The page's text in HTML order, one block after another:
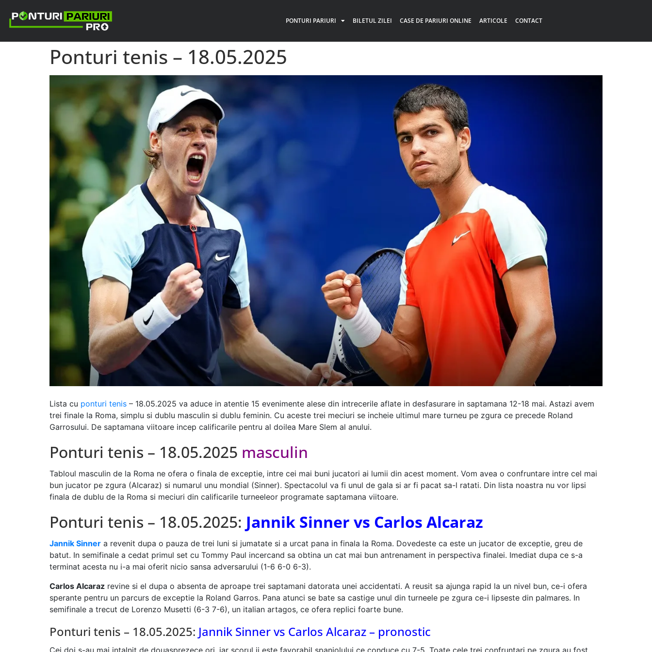
PONTURI PARIURI BILETUL ZILEI CASE DE PARIURI ONLINE ARTICOLE CONTACT
Ponturi tenis – 18.05.2025
Lista cu ponturi tenis – 18.05.2025 va aduce in atentie 15 evenimente alese din intrecerile aflate in desfasurare in saptamana 12-18 mai. Astazi avem
trei finale la Roma, simplu si dublu masculin si dublu feminin. Cu aceste trei meciuri se incheie ultimul mare turneu pe zgura ce precede Roland
Garrosului. De saptamana viitoare incep calificarile pentru al doilea Mare Slem al anului.
Ponturi tenis – 18.05.2025 masculin
Tabloul masculin de la Roma ne ofera o finala de exceptie, intre cei mai buni jucatori ai lumii din acest moment. Vom avea o confruntare intre cel mai
bun jucator pe zgura (Alcaraz) si numarul unu mondial (Sinner). Spectacolul va fi unul de gala si ar fi pacat sa-l ratati. Din lista noastra nu vor lipsi
finala de dublu de la Roma si meciuri din calificarile turneeleor programate saptamana viitoare.
Ponturi tenis – 18.05.2025: Jannik Sinner vs Carlos Alcaraz
Jannik Sinner a revenit dupa o pauza de trei luni si jumatate si a urcat pana in finala la Roma. Dovedeste ca este un jucator de exceptie, greu de
batut. In semifinale a cedat primul set cu Tommy Paul incercand sa obtina un cat mai bun antrenament in perspectiva finalei. Imediat dupa ce s-a
terminat acesta nu i-a mai oferit nicio sansa adversarului (1-6 6-0 6-3).
Carlos Alcaraz revine si el dupa o absenta de aproape trei saptamani datorata unei accidentati. A reusit sa ajunga rapid la un nivel bun, ce-i ofera
sperante pentru un parcurs de exceptie la Roland Garros. Pana atunci se bate sa castige unul din turneele pe zgura ce-i lipseste din palmares. In
semifinale a trecut de Lorenzo Musetti (6-3 7-6), un italian artagos, ce ofera replici foarte bune.
Ponturi tenis – 18.05.2025: Jannik Sinner vs Carlos Alcaraz – pronostic